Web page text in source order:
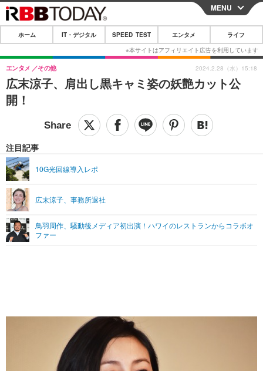
CLOSE
ホーム
IT・デジタル
IT・デジタルTOP スマートフォン
ショッピング その他
SPEED TEST
エンタメTOP 映画・ドラマ
グラビア
ショッピング その他
ライフTOP
リリース一覧
プッシュ通知の停止方法
MENU
ホーム IT・デジタル SPEED TEST エンタメ ライフ
広末涼子、肩出し黒キャミ姿の妖艶カット公
開！
エンタメ その他
注目記事
10G光回線導入レポ
広末涼子、事務所退社
鳥羽周作、騒動後メディア初出演！ハワイのレストランからコラボオ
ファー
2024.2.28（水）15:18